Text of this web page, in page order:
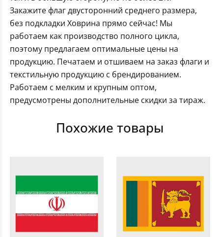
Закажите флаг двусторонний среднего размера,
без подкладки Ховрина прямо сейчас! Мы
работаем как производство полного цикла,
поэтому предлагаем оптимальные цены на
продукцию. Печатаем и отшиваем на заказ флаги и
текстильную продукцию с брендированием.
Работаем с мелким и крупным оптом,
предусмотрены дополнительные скидки за тираж.
Похожие товары